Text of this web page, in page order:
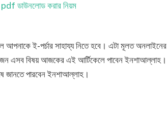
pdf ডাউনলোড করার নিয়ম
ই-পর্চার সাহায্য নিতে হবে। এটা মূলত অনলাইনের
এসব বিষয় আজকের এই আর্টিকেলে পাবেন ইনশাআল্লাহ।
জানতে পারবেন ইনশাআল্লাহ।